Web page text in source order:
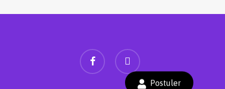
0,00
facebook instagram
Postuler